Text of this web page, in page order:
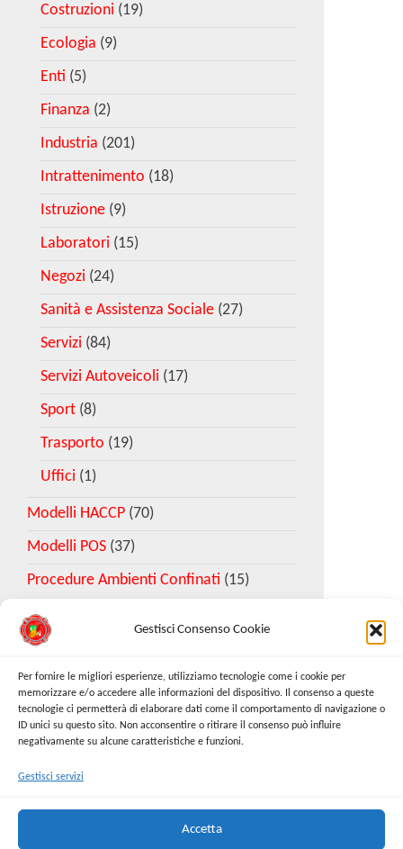
Gestisci Consenso Cookie
Per fornire le migliori esperienze, utilizziamo tecnologie come i cookie per
memorizzare e/o accedere alle informazioni del dispositivo. Il consenso a queste
tecnologie ci permetterà di elaborare dati come il comportamento di navigazione o
ID unici su questo sito. Non acconsentire o ritirare il consenso può influire
negativamente su alcune caratteristiche e funzioni.
Gestisci servizi
Accetta
Costruzioni (19)
Ecologia (9)
Enti (5)
Finanza (2)
Industria (201)
Intrattenimento (18)
Istruzione (9)
Laboratori (15)
Negozi (24)
Sanità e Assistenza Sociale (27)
Servizi (84)
Servizi Autoveicoli (17)
Sport (8)
Trasporto (19)
Uffici (1)
Modelli HACCP (70)
Modelli POS (37)
Procedure Ambienti Confinati (15)
Richiedi Modello